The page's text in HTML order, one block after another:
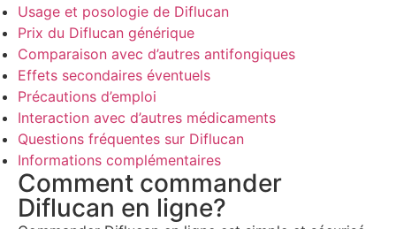
Usage et posologie de Diflucan
Prix du Diflucan générique
Comparaison avec d’autres antifongiques
Effets secondaires éventuels
Précautions d’emploi
Interaction avec d’autres médicaments
Questions fréquentes sur Diflucan
Informations complémentaires
Comment commander
Diflucan en ligne?